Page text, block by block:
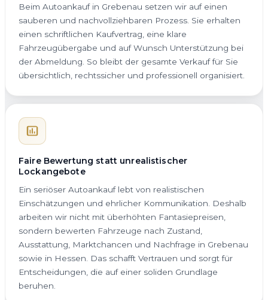
Beim Autoankauf in Grebenau setzen wir auf einen
sauberen und nachvollziehbaren Prozess. Sie erhalten
einen schriftlichen Kaufvertrag, eine klare
Fahrzeugübergabe und auf Wunsch Unterstützung bei
der Abmeldung. So bleibt der gesamte Verkauf für Sie
übersichtlich, rechtssicher und professionell organisiert.
Faire Bewertung statt unrealistischer
Lockangebote
Ein seriöser Autoankauf lebt von realistischen
Einschätzungen und ehrlicher Kommunikation. Deshalb
arbeiten wir nicht mit überhöhten Fantasiepreisen,
sondern bewerten Fahrzeuge nach Zustand,
Ausstattung, Marktchancen und Nachfrage in Grebenau
sowie in Hessen. Das schafft Vertrauen und sorgt für
Entscheidungen, die auf einer soliden Grundlage
beruhen.